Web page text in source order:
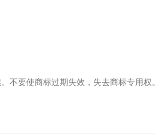
不要使商标过期失效，失去商标专用权。